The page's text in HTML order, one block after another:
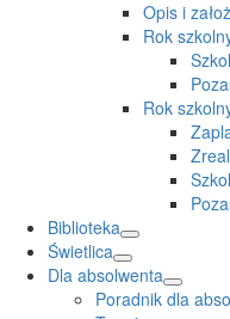
Opis i
Rok
Rok
Biblioteka
Świetlica
Dla absolwenta
Poradnik dla